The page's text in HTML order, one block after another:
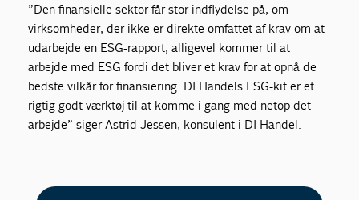
”Den finansielle sektor får stor indflydelse på, om
virksomheder, der ikke er direkte omfattet af krav om at
udarbejde en ESG-rapport, alligevel kommer til at
arbejde med ESG fordi det bliver et krav for at opnå de
bedste vilkår for finansiering. DI Handels ESG-kit er et
rigtig godt værktøj til at komme i gang med netop det
arbejde” siger Astrid Jessen, konsulent i DI Handel.